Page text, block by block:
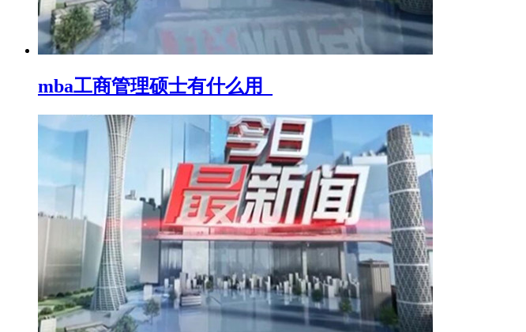
mba工商管理硕士有什么用_